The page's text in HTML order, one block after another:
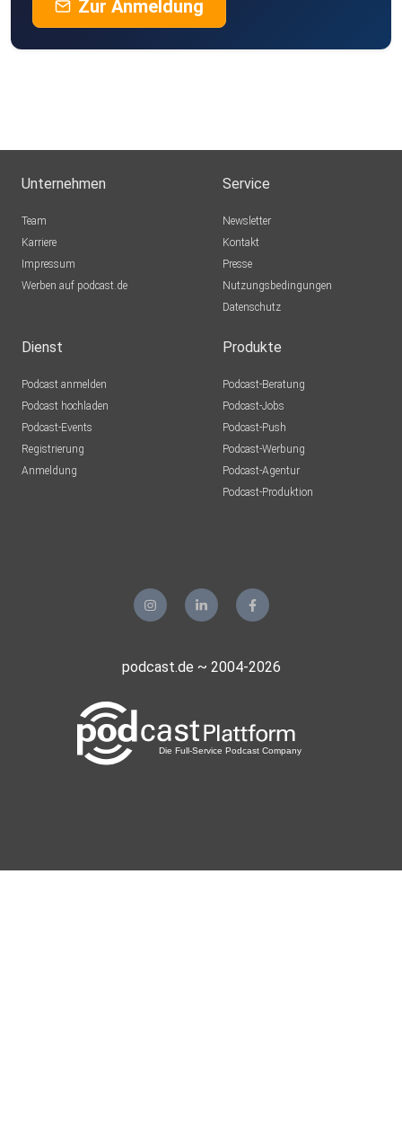
Zur Anmeldung
Unternehmen
Team
Karriere
Impressum
Werben auf podcast.de
Service
Newsletter
Kontakt
Presse
Nutzungsbedingungen
Datenschutz
Dienst
Podcast anmelden
Podcast hochladen
Podcast-Events
Registrierung
Anmeldung
Produkte
Podcast-Beratung
Podcast-Jobs
Podcast-Push
Podcast-Werbung
Podcast-Agentur
Podcast-Produktion
podcast.de ~ 2004-2026